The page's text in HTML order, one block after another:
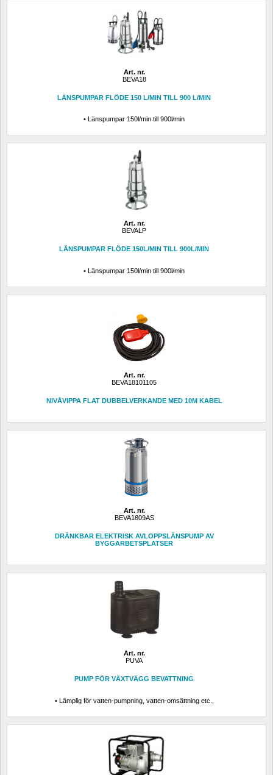
Art. nr.
BEVA18
LÄNSPUMPAR FLÖDE 150 L/MIN TILL 900 L/MIN
• Länspumpar 150l/min till 900l/min
Art. nr.
BEVALP
LÄNSPUMPAR FLÖDE 150L/MIN TILL 900L/MIN
• Länspumpar 150l/min till 900l/min
Art. nr.
BEVA18101105
NIVÅVIPPA FLAT DUBBELVERKANDE MED 10M KABEL
Art. nr.
BEVA1809AS
DRÄNKBAR ELEKTRISK AVLOPPSLÄNSPUMP AV
BYGGARBETSPLATSER
Art. nr.
PUVA
PUMP FÖR VÄXTVÄGG BEVATTNING
• Lämplig för vatten-pumpning, vatten-omsättning etc.,